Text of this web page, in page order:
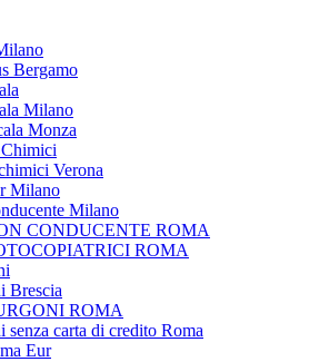
Bergamo
Milano
Monza
Verona
Milano
Milano
CONDUCENTE ROMA
ROMA
Brescia
ROMA
carta di credito Roma
Eur